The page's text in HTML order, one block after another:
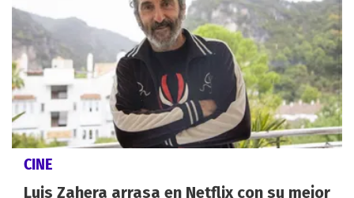
CINE
Luis Zahera arrasa en Netflix con su mejor